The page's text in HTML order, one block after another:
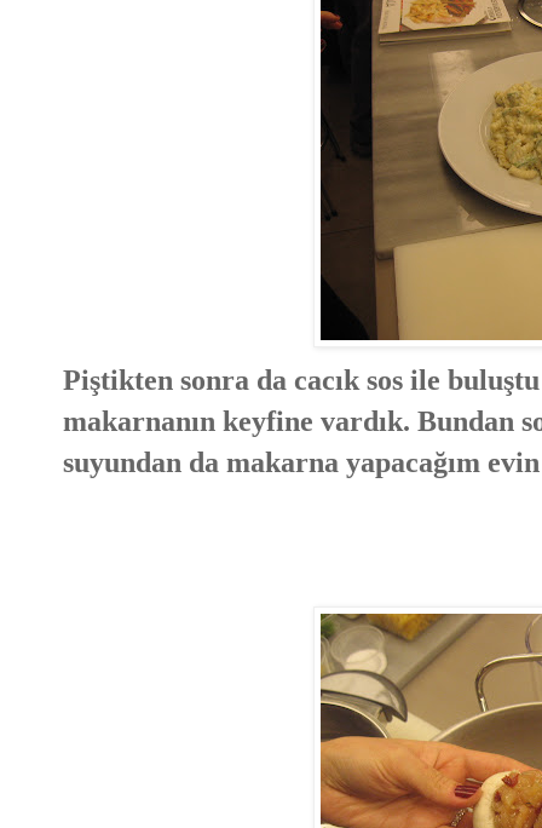
Piştikten sonra da cacık sos ile
makarnanın keyfine vardık. Bundan
suyundan da makarna yapacağım